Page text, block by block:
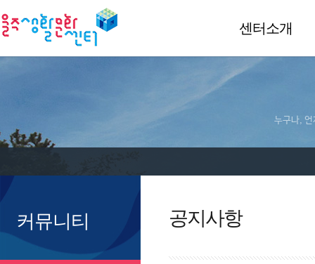
센터소개
누구나, 언
커뮤니티 공지사항